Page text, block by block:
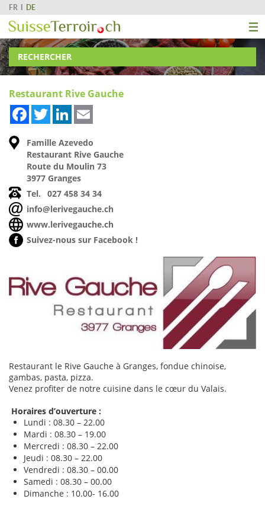
FR DE
RECHERCHER
Restaurant Rive Gauche
FacebookTwitterLinkedIn
Famille Azevedo
Restaurant Rive Gauche
Route du Moulin 73
3977 Granges
Tel.
027 458 34 34
info@lerivegauche.ch
www.lerivegauche.ch
Suivez-nous sur Facebook !
Restaurant le Rive Gauche à Granges, fondue chinoise,
gambas, pasta, pizza.
Venez profiter de notre cuisine dans le cœur du Valais.
Horaires d’ouverture :
Lundi : 08.30 – 22.00
Mardi : 08.30 – 19.00
Mercredi : 08.30 – 22.00
Jeudi : 08.30 – 22.00
Vendredi : 08.30 – 00.00
Samedi : 08.30 – 00.00
Dimanche : 10.00- 16.00